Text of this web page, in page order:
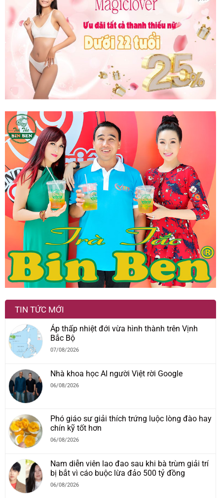
TIN TỨC MỚI
Áp thấp nhiệt đới vừa hình thành trên Vịnh
Bắc Bộ
07/08/2026
Nhà khoa học AI người Việt rời Google
06/08/2026
Phó giáo sư giải thích trứng luộc lòng đào hay
chín kỹ tốt hơn
06/08/2026
Nam diễn viên lao đao sau khi bà trùm giải trí
bị bắt vì cáo buộc lừa đảo 500 tỷ đồng
06/08/2026